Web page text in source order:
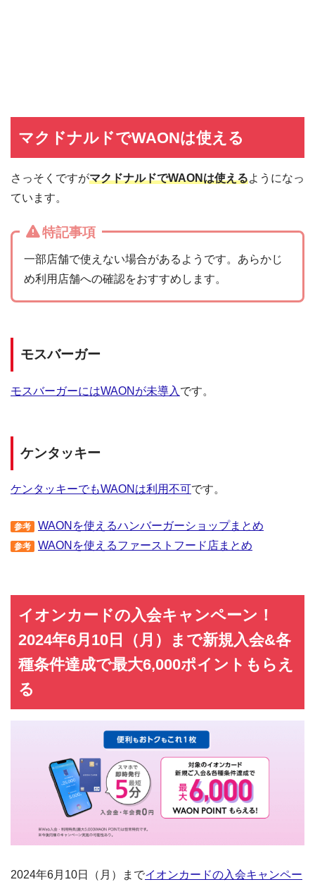
マクドナルドでWAONは使える
さっそくですがマクドナルドでWAONは使えるようになっ
ています。
特記事項
一部店舗で使えない場合があるようです。あらかじ
め利用店舗への確認をおすすめします。
モスバーガー
モスバーガーにはWAONが未導入 です。
ケンタッキー
ケンタッキーでもWAONは利用不可です。
参考 WAONを使えるハンバーガーショップまとめ
参考 WAONを使えるファーストフード店まとめ
イオンカードの入会キャンペーン！
2024年6月10日（月）まで新規入会&各
種条件達成で最大6,000ポイントもらえ
る
2024年6月10日（月）までイオンカードの入会キャンペー